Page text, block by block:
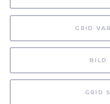
GRID
BILD
GRID